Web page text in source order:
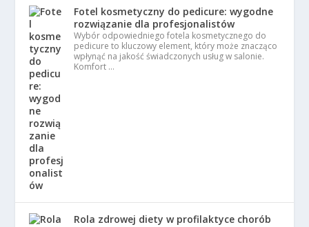
Fotel kosmetyczny do pedicure: wygodne
rozwiązanie dla profesjonalistów
Wybór odpowiedniego fotela kosmetycznego do
pedicure to kluczowy element, który może znacząco
wpłynąć na jakość świadczonych usług w salonie.
Komfort …
Rola zdrowej diety w profilaktyce chorób